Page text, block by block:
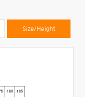
Size/Height